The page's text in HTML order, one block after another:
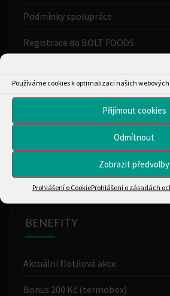
Používáme cookies k optimalizaci našich
Přijímout cookies
Odmítnout
Zobrazit předvolby
Prohlášení o CookieProhlášení o zásadách
Podmínky spolupráce
Registrace do BOLT FOODS
Flotilová provize
Hotovostní objednávky
Všeob. obch. podmínky
BENEFITY
Aktuální flotilová akce
Bonus 200 Kč (termobox)